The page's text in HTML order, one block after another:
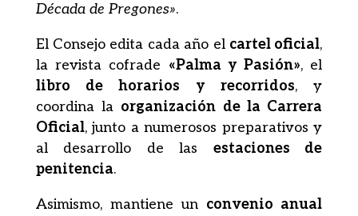
Década de Pregones».
El Consejo edita cada año el cartel oficial,
la revista cofrade «Palma y Pasión», el
libro de horarios y recorridos, y
coordina la organización de la Carrera
Oficial, junto a numerosos preparativos y
al desarrollo de las estaciones de
penitencia.
Asimismo, mantiene un convenio anual